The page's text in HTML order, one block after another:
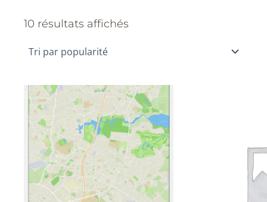
10 résultats affichés